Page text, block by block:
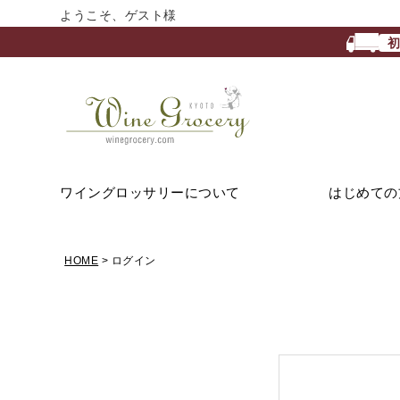
ようこそ、ゲスト様
ワイングロッサリーについて はじめて
HOME ログイン